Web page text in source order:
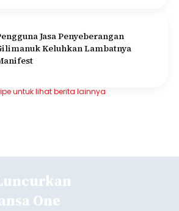
Jasa Penyeberangan
Keluhkan Lambatnya
untuk lihat berita lainnya
One